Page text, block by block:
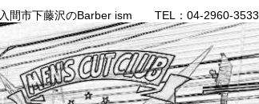
入間市下藤沢のBarber ism TEL：04-2960-3533